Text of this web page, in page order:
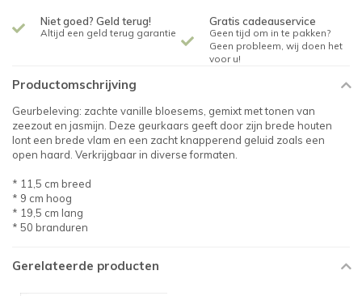
Niet goed? Geld terug!
Altijd een geld terug garantie
Gratis cadeauservice
Geen tijd om in te pakken?
Geen probleem, wij doen het
voor u!
Productomschrijving
Geurbeleving: zachte vanille bloesems, gemixt met tonen van
zeezout en jasmijn. Deze geurkaars geeft door zijn brede houten
lont een brede vlam en een zacht knapperend geluid zoals een
open haard. Verkrijgbaar in diverse formaten.
* 11,5 cm breed
* 9 cm hoog
* 19,5 cm lang
* 50 branduren
Gerelateerde producten